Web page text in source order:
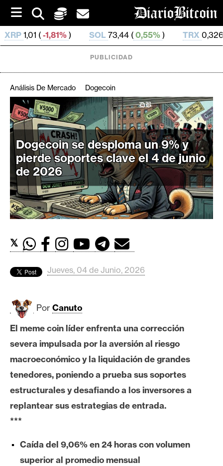
i
p
t
o
) SOL73,44 (0,55%) TRX0,326 884 ( 0,04%)
C
r
i
p
t
o
M
e
r
d
s
B
t
c
o
i
n
h
e
PUBLICIDAD
Análisis De Mercado Dogecoin
Dogecoin se desploma un 9% y
pierde soportes clave el 4 de junio
de 2026
𝕏
Jueves, 04 de Junio, 2026
Por Canuto
El meme coin líder enfrenta una corrección
severa impulsada por la aversión al riesgo
macroeconómico y la liquidación de grandes
tenedores, poniendo a prueba sus soportes
estructurales y desafiando a los inversores a
replantear sus estrategias de entrada.
***
Caída del 9,06% en 24 horas con volumen
superior al promedio mensual